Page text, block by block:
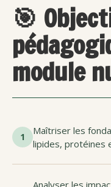
🎯
module
1
Maîtriser les
lipides, protéines
Analyser les